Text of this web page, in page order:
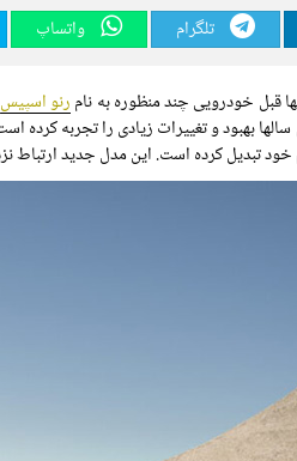
تلگرام واتساپ
قبل خودرویی چند منظوره به نامرنو اسپیس